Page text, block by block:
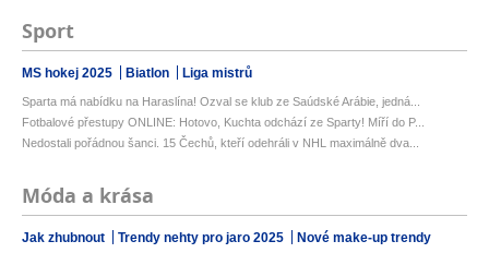
Sport
MS hokej 2025 Biatlon Liga mistrů
Sparta má nabídku na Haraslína! Ozval se klub ze Saúdské Arábie, jedná...
Fotbalové přestupy ONLINE: Hotovo, Kuchta odchází ze Sparty! Míří do P...
Nedostali pořádnou šanci. 15 Čechů, kteří odehráli v NHL maximálně dva...
Móda a krása
Jak zhubnout Trendy nehty pro jaro 2025 Nové make-up trendy